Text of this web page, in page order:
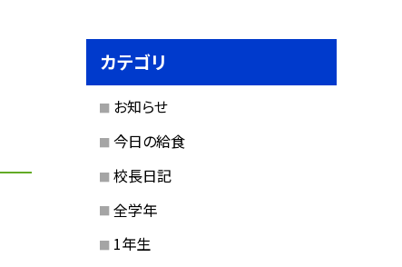
カテゴリ
お知らせ
今日の給食
校長日記
全学年
1年生